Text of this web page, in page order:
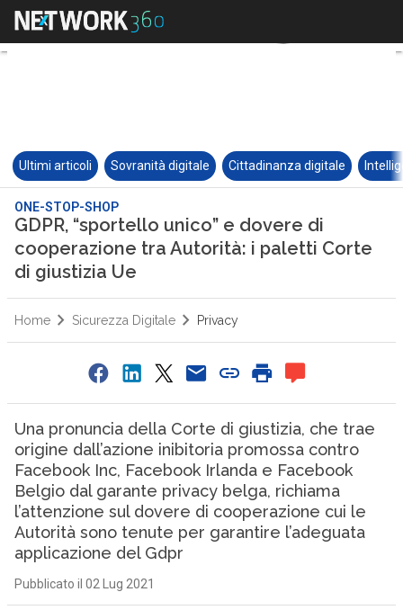
Ultimi articoli Sovranità digitale Cittadinanza digitale
ONE-STOP-SHOP
GDPR, “sportello unico” e dovere di
cooperazione tra Autorità: i paletti Corte
di giustizia Ue
Home Sicurezza Digitale Privacy
Una pronuncia della Corte di giustizia, che trae
origine dall’azione inibitoria promossa contro
Facebook Inc, Facebook Irlanda e Facebook
Belgio dal garante privacy belga, richiama
l’attenzione sul dovere di cooperazione cui le
Autorità sono tenute per garantire l’adeguata
applicazione del Gdpr
Pubblicato il 02 Lug 2021